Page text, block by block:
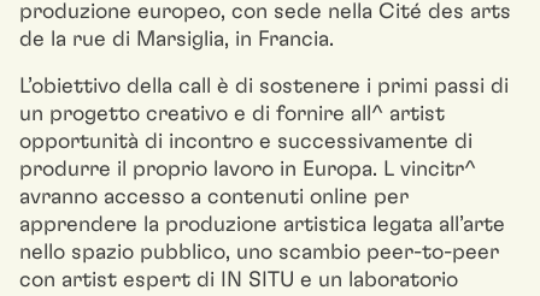
produzione europeo, con sede nella Cité des arts
de la rue di Marsiglia, in Francia.
L’obiettivo della call è di sostenere i primi passi di
un progetto creativo e di fornire all^ artist
opportunità di incontro e successivamente di
produrre il proprio lavoro in Europa. L vincitr^
avranno accesso a contenuti online per
apprendere la produzione artistica legata all’arte
nello spazio pubblico, uno scambio peer-to-peer
con artist espert di IN SITU e un laboratorio